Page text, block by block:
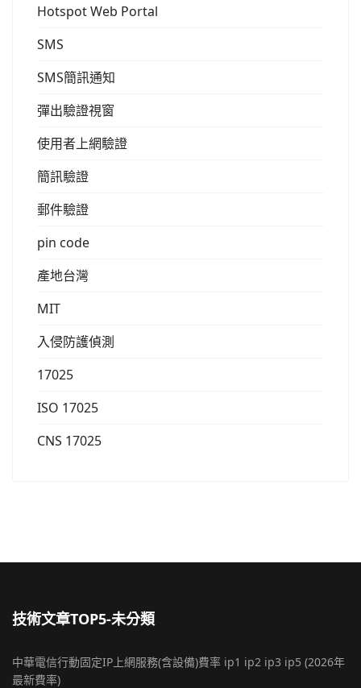
Hotspot Web Portal
SMS
SMS簡訊通知
彈出驗證視窗
使用者上網驗證
簡訊驗證
郵件驗證
pin code
產地台灣
MIT
入侵防護偵測
17025
ISO 17025
CNS 17025
技術文章TOP5-未分類
中華電信行動固定IP上網服務(含設備)費率 ip1 ip2 ip3 ip5 (2026年
最新費率)